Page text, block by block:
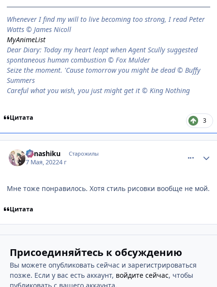
When­ever I find my will to live be­com­ing too strong, I read Peter
Watts © James Nicoll
MyAnimeList
Dear Diary: Today my heart leapt when Agent Scully suggested
spontaneous human combustion © Fox Mulder
Seize the moment. 'Cause tomorrow you might be dead © Buffy
Summers
Careful what you wish, you just might get it © King Nothing
Цитата 3
Kanashiku Старожилы
7 Мая, 20224 г
Мне тоже понравилось. Хотя стиль рисовки вообще не мой.
Цитата
Присоединяйтесь к обсуждению
Вы можете опубликовать сейчас и зарегистрироваться
позже. Если у вас есть аккаунт, войдите сейчас, чтобы